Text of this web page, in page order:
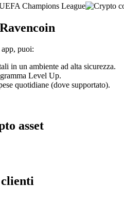
puoi:
in un ambiente ad alta sicurezza.
Level Up.
quotidiane (dove supportato).
asset